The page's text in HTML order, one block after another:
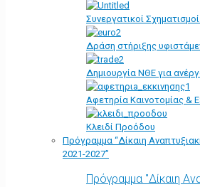
Συνεργατικοί
Δράση στήριξης
Δημιουργία ΝΘΕ για
Αφετηρία Kαινοτομίας &
Κλειδί Προόδου
Πρόγραμμα “Δίκαιη
2021-2027”
Πρόγραμμα "Δίκαιη